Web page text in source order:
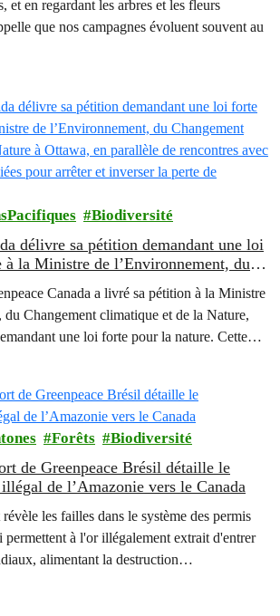
et en regardant les arbres et les fleurs
que nos campagnes évoluent souvent au
Biodiversité
délivre sa pétition demandant une loi
à la Ministre de l’Environnement, du
et de la Nature à Ottawa, en
avec des organisations alliées pour
la perte de biodiversité
Canada a livré sa pétition à la Ministre
du Changement climatique et de la Nature,
une loi forte pour la nature. Cette
plus de 116 000 personnes à travers le
que la nature soit protégée et que les…
Forêts Biodiversité
de Greenpeace Brésil détaille le
de l’Amazonie vers le Canada
les failles dans le système des permis
à l'or illégalement extrait d'entrer
alimentant la destruction
les crises qui touchent les peuples